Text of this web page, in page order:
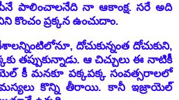
పాలించాలనేది నా ఆకాంక్ష. సరే అది
కొంచం ప్రక్కన ఉంచుదాం.
దోచుకున్నంత దోచుకుని,
తప్పుకున్నాడు. ఆ చిచ్చులు ఈ నాటికీ
కీ మనకూ పక్కపక్క సంవత్సరాలలో
కొన్ని తీరాయి. కానీ ఇజ్రాయెల్